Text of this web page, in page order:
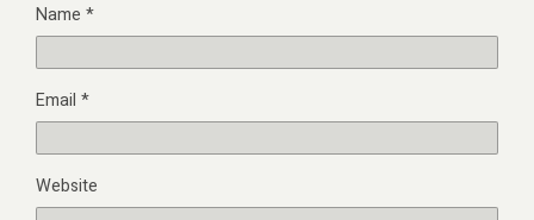
Name *
Email *
Website